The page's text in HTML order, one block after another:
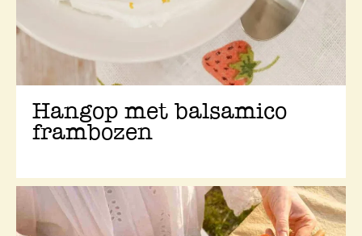
Hangop met balsamico
frambozen